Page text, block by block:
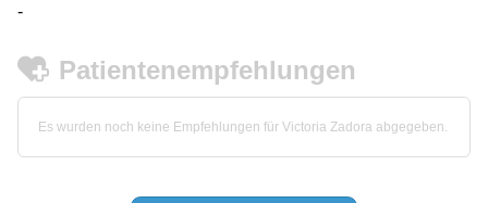
-
Patientenempfehlungen
Es wurden noch keine Empfehlungen für Victoria Zadora abgegeben.